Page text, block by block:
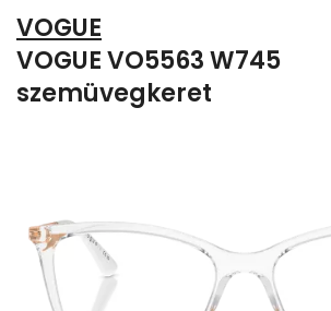
VOGUE
VOGUE VO5563 W745
szemüvegkeret